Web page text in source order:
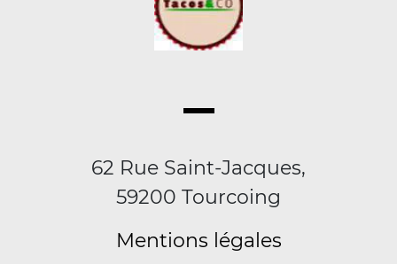
62 Rue Saint-Jacques,
59200 Tourcoing
Mentions légales